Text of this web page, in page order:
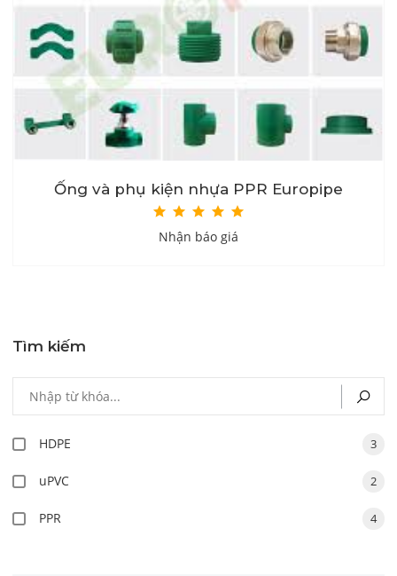
Ống và phụ kiện nhựa PPR Europipe
Nhận báo giá
Tìm kiếm
HDPE 3
uPVC 2
PPR 4